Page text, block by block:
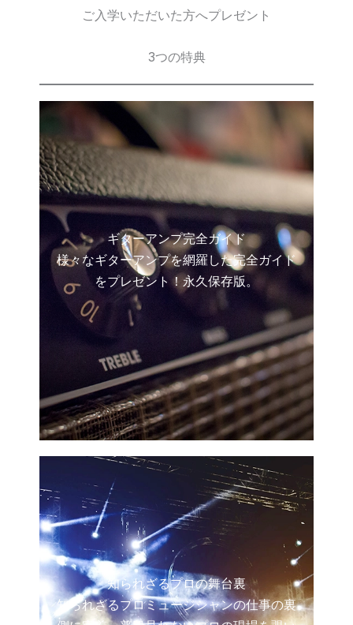
ご入学いただいた方へプレゼント
3つの特典
ギターアンプ完全ガイド
様々なギターアンプを網羅した完全ガイド
をプレゼント！永久保存版。
知られざるプロの舞台裏
知られざるプロミュージシャンの仕事の裏